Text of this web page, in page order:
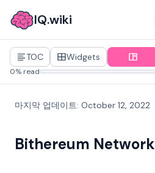
IQ.wiki
TOC Widgets
0% read
마지막 업데이트: October 12, 2022
Bithereum Network